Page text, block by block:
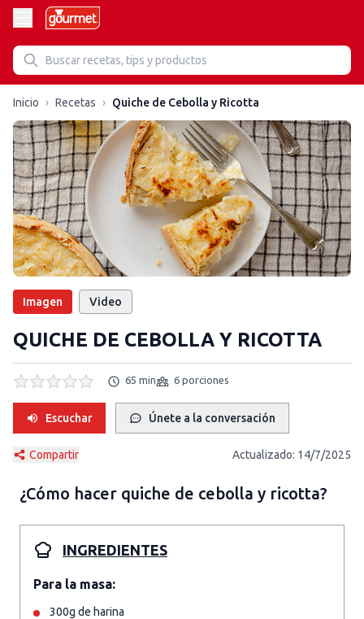
Inicio › Recetas › Quiche de Cebolla y Ricotta
Imagen Video
QUICHE DE CEBOLLA Y RICOTTA
65 min 6 porciones
Escuchar Únete a la conversación
Compartir Actualizado: 14/7/2025
¿Cómo hacer quiche de cebolla y ricotta?
INGREDIENTES
Para la masa:
300g de harina